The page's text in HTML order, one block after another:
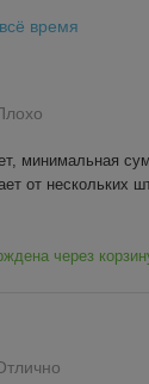
время
минимальная
от нескольких
через